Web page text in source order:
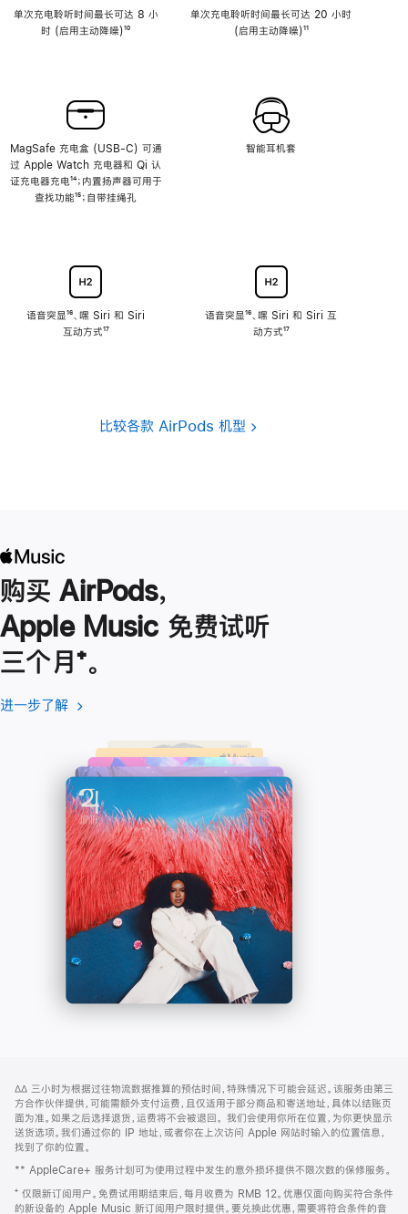
单次充电聆听时间最长可达 8 小
时 (启用主动降噪)脚
¹⁰
MagSafe 充电盒 (USB-C) 可通
过 Apple Watch 充电器和 Qi 认
证充电器充电脚
注
¹⁴；内置扬声器可用于
查找功能脚
¹⁵；自带挂绳孔
语音突显脚
注
¹⁶、嘿 Siri 和 Siri
互动方式脚
¹⁷
单次充电聆听时间最长可达 20 小时
(启用主动降噪)脚
¹¹
智能耳机套
语音突显脚
注
¹⁶、嘿 Siri 和 Siri 互
动方式脚
¹⁷
比较各款 AirPods 机型
购买 AirPods，
Apple Music 免费试听
三个月脚
注
⁺。
进一步了解 进
了
解
-
Apple
Music
(在
口
中
打
开)
页
页
脚
注
∆∆ 三小时为根据过往物流数据推算的预估时间，特殊情况下可能会延迟。该服务由第三
方合作伙伴提供，可能需额外支付运费，且仅适用于部分商品和寄送地址，具体以结账页
面为准。如果之后选择退货，运费将不会被退回。 我们会使用你所在位置，为你更快显示
送货选项。我们通过你的 IP 地址，或者你在上次访问 Apple 网站时输入的位置信息，
找到了你的位置。
** AppleCare+ 服务计划可为使用过程中发生的意外损坏提供不限次数的保修服务。
⁺ 仅限新订阅用户。免费试用期结束后，每月收费为 RMB 12。优惠仅面向购买符合条件
的新设备的 Apple Music 新订阅用户限时提供。要兑换此优惠，需要将符合条件的音